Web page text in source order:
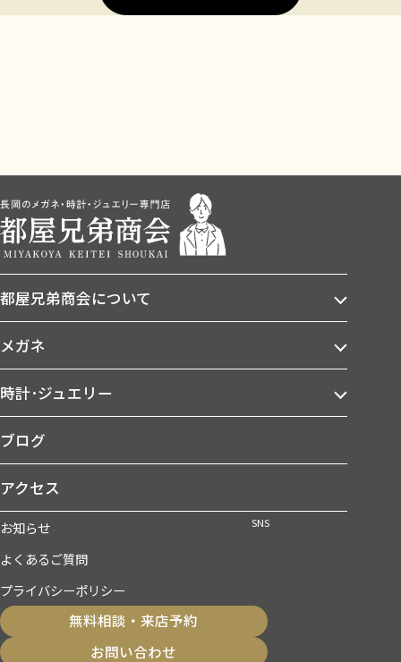
都屋兄弟商会について
メガネ
時計･ジュエリー
ブログ
アクセス
お知らせ
よくあるご質問
プライバシーポリシー
SNS
無料相談・来店予約
お問い合わせ